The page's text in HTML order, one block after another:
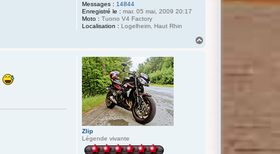
Messages : 14844
Enregistré le : mar. 05 mai, 2009 20:17
Moto : Tuono V4 Factory
Localisation : Logelheim, Haut Rhin
Zlip
Légende vivante